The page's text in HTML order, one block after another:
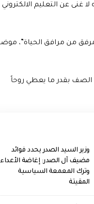
عن التعليم الالكتروني
مرفق من مرافق الحياة”،
الصف بقدر ما يعطي روحاً
وزير السيد الصدر يحدد فوائد
مضيف آل الصدر: إغاضة الأعداء
وترك المعمعة السياسية
المقيتة